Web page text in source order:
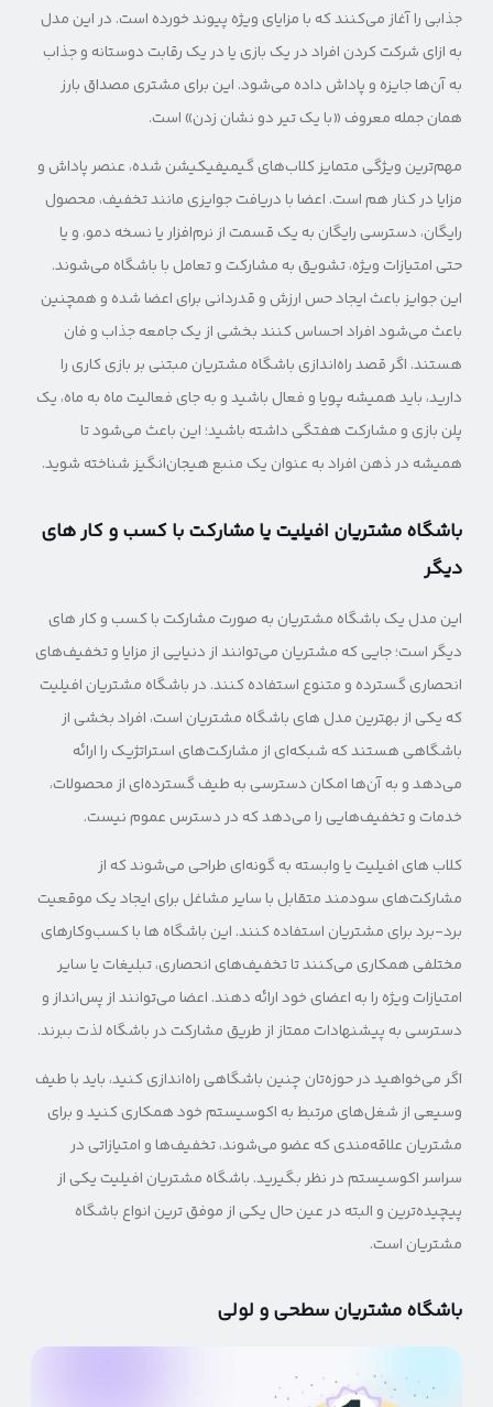
جذابی را آغاز می‌کنند که با مزایای ویژه پیوند خورده است. در این مدل
به ازای شرکت کردن افراد در یک بازی یا در یک رقابت دوستانه و جذاب
به آن‌ها جایزه و پاداش داده می‌شود. این برای مشتری مصداق بارز
همان جمله معروف «با یک تیر دو نشان زدن» است.
مهم‌ترین ویژگی متمایز کلاب‌های گیمیفیکیشن شده، عنصر پاداش و
مزایا در کنار هم است. اعضا با دریافت جوایزی مانند تخفیف، محصول
رایگان، دسترسی رایگان به یک قسمت از نرم‌افزار یا نسخه دمو، و یا
حتی امتیازات ویژه، تشویق به مشارکت و تعامل با باشگاه می‌شوند.
این جوایز باعث ایجاد حس ارزش و قدردانی برای اعضا شده و همچنین
باعث می‌شود افراد احساس کنند بخشی از یک جامعه جذاب و فان
هستند. اگر قصد راه‌اندازی باشگاه مشتریان مبتنی بر بازی کاری را
دارید، باید همیشه پویا و فعال باشید و به جای فعالیت ماه به ماه، یک
پلن بازی و مشارکت هفتگی داشته باشید؛ این باعث می‌شود تا
همیشه در ذهن افراد به عنوان یک منبع هیجان‌انگیز شناخته شوید.
باشگاه مشتریان افیلیت یا مشارکت با کسب و کار های
دیگر
این مدل یک باشگاه مشتریان به صورت مشارکت با کسب و کار های
دیگر است؛ جایی که مشتریان می‌توانند از دنیایی از مزایا و تخفیف‌های
انحصاری گسترده و متنوع استفاده کنند. در باشگاه مشتریان افیلیت
که یکی از بهترین مدل های باشگاه مشتریان است، افراد بخشی از
باشگاهی هستند که شبکه‌ای از مشارکت‌های استراتژیک را ارائه
می‌دهد و به آن‌ها امکان دسترسی به طیف گسترده‌ای از محصولات،
خدمات و تخفیف‌هایی را می‌دهد که در دسترس عموم نیست.
کلاب های افیلیت یا وابسته به گونه‌ای طراحی می‌شوند که از
مشارکت‌های سودمند متقابل با سایر مشاغل برای ایجاد یک موقعیت
برد-برد برای مشتریان استفاده کنند. این باشگاه ها با کسب‌وکارهای
مختلفی همکاری می‌کنند تا تخفیف‌های انحصاری، تبلیغات یا سایر
امتیازات ویژه را به اعضای خود ارائه دهند. اعضا می‌توانند از پس‌انداز و
دسترسی به پیشنهادات ممتاز از طریق مشارکت در باشگاه لذت ببرند.
اگر می‌خواهید در حوزه‌تان چنین باشگاهی راه‌اندازی کنید، باید با طیف
وسیعی از شغل‌های مرتبط به اکوسیستم خود همکاری کنید و برای
مشتریان علاقه‌مندی که عضو می‌شوند، تخفیف‌ها و امتیازاتی در
سراسر اکوسیستم در نظر بگیرید. باشگاه مشتریان افیلیت یکی از
پیچیده‌ترین و البته در عین حال یکی از موفق ترین انواع باشگاه
مشتریان است.
باشگاه مشتریان سطحی و لولی